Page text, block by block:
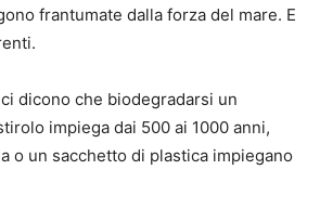
frantumate dalla forza del mare. E
dicono che biodegradarsi un
impiega dai 500 ai 1000 anni,
o un sacchetto di plastica impiegano